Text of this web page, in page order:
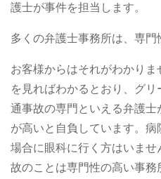
護士が事件を担当します。
多くの弁護士事務所は、専門
お客様からはそれがわかり
を見ればわかるとおり、グ
通事故の専門といえる弁護
が高いと自負しています。
場合に眼科に行く方はいませ
故のことは専門性の高い事務